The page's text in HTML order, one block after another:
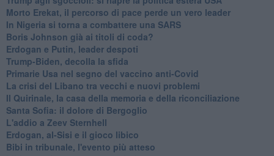
Morto Erekat, il percorso di pace perde un vero leader
In Nigeria si torna a combattere una SARS
Boris Johnson già ai titoli di coda?
Erdogan e Putin, leader despoti
Trump-Biden, decolla la sfida
Primarie Usa nel segno del vaccino anti-Covid
La crisi del Libano tra vecchi e nuovi problemi
Il Quirinale, la casa della memoria e della riconciliazione
Santa Sofia: il dolore di Bergoglio
L'addio a ​Zeev Sternhell
Erdogan, al-Sisi e il gioco libico
Bibi in tribunale, l'evento più atteso